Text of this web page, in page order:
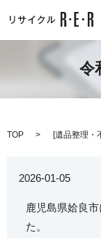
令
TOP [遺品整理・
2026-01-05
鹿児島県姶良
た。